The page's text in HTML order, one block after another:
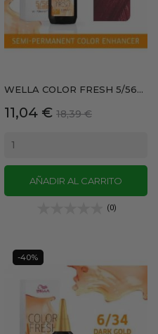
WELLA COLOR FRESH 5/56...
Precio
11,04 € Precio
18,39 €
AÑADIR AL CARRITO
(0)
-40%